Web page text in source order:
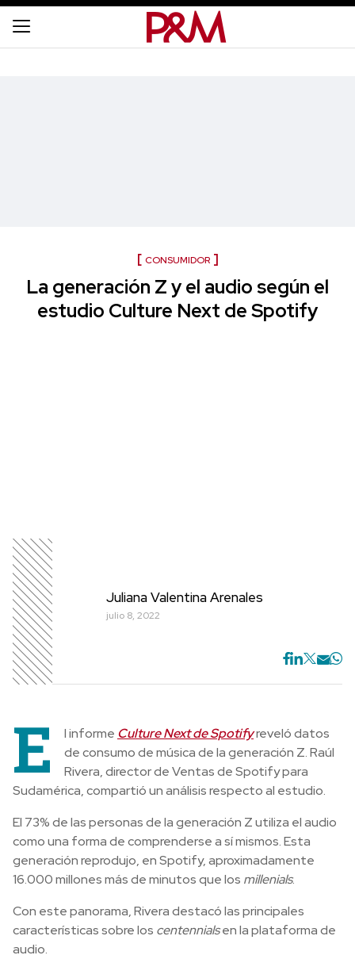
CONSUMIDOR
La generación Z y el audio según el
estudio Culture Next de Spotify
Juliana Valentina Arenales
julio 8, 2022
E l informe Culture Next de Spotifyreveló datos
de consumo de música de la generación Z. Raúl
Rivera, director de Ventas de Spotify para
Sudamérica, compartió un análisis respecto al estudio.
El 73% de las personas de la generación Z utiliza el audio
como una forma de comprenderse a sí mismos. Esta
generación reprodujo, en Spotify, aproximadamente
16.000 millones más de minutos que los millenials.
Con este panorama, Rivera destacó las principales
características sobre los centennialsen la plataforma de
audio.